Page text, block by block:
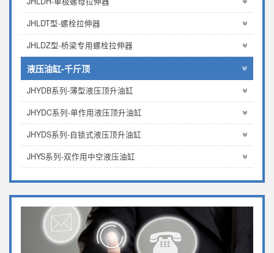
JHLDT型-螺栓拉伸器
JHLDZ型-桥梁专用螺栓拉伸器
液压油缸-千斤顶
JHYDB系列-薄型液压顶升油缸
JHYDC系列-单作用液压顶升油缸
JHYDS系列-自锁式液压顶升油缸
JHYS系列-双作用中空液压油缸